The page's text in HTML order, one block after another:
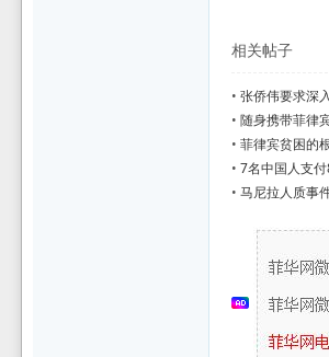
相关帖子
•张侨伟要求深
•随身携带菲律
•菲律宾贫困的
•7名中国人支
•马尼拉人质事